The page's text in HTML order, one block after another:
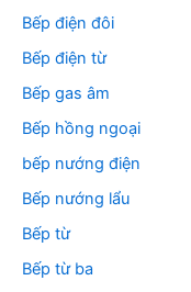
Bếp điện đôi
Bếp điện từ
Bếp gas âm
Bếp hồng ngoại
bếp nướng điện
Bếp nướng lẩu
Bếp từ
Bếp từ ba